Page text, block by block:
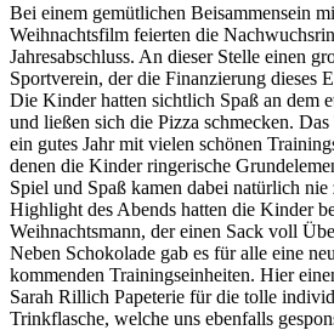
Bei einem gemütlichen Beisammensein
Weihnachtsfilm feierten die
Jahresabschluss. An dieser Stelle einen
Sportverein, der die Finanzierung dieses
Die Kinder hatten sichtlich Spaß an dem
und ließen sich die Pizza schmecken.
ein gutes Jahr mit vielen schönen
denen die Kinder ringerische
Spiel und Spaß kamen dabei natürlich
Highlight des Abends hatten die Kinder
Weihnachtsmann, der einen Sack voll
Neben Schokolade gab es für alle eine
kommenden Trainingseinheiten. Hier
Sarah Rillich Papeterie für die tolle
Trinkflasche, welche uns ebenfalls